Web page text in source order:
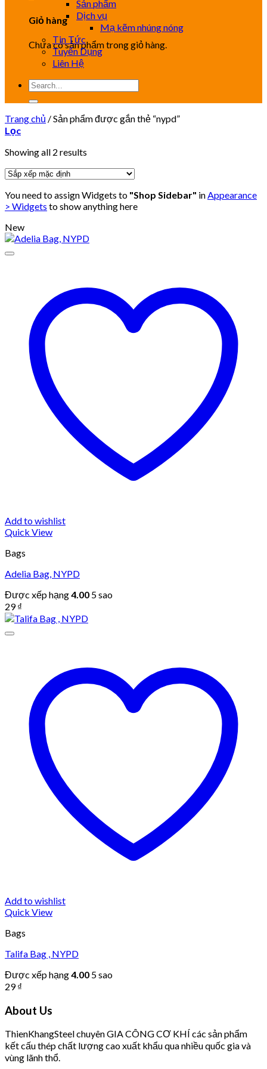
Giỏ hàng
Chưa có sản phẩm trong giỏ hàng.
Sản phẩm
Dịch vụ
Mạ kẽm nhúng nóng
Tin Tức
Tuyển Dụng
Liên Hệ
Tìm
kiếm:
Trang chủ /Sản phẩm được gắn thẻ “nypd”
Lọc
Showing all 2 results
You need to assign Widgets to "Shop Sidebar" inAppearance
> Widgets to show anything here
New
Add to wishlist
Quick View
Bags
Adelia Bag, NYPD
Được xếp hạng4.00 5 sao
29₫
Add to wishlist
Quick View
Bags
Talifa Bag , NYPD
Được xếp hạng4.00 5 sao
29₫
About Us
ThienKhangSteel chuyên GIA CÔNG CƠ KHÍ các sản phẩm
kết cấu thép chất lượng cao xuất khẩu qua nhiều quốc gia và
vùng lãnh thổ.